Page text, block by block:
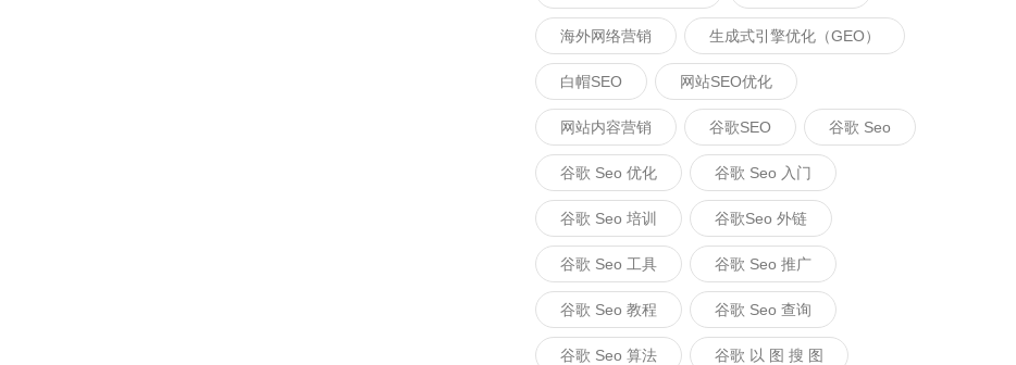
海外网络营销 生成式引擎优化（GEO）
白帽SEO 网站SEO优化
网站内容营销 谷歌SEO 谷歌 Seo
谷歌 Seo 优化 谷歌 Seo 入门
谷歌 Seo 培训 谷歌seo 外链
谷歌 Seo 工具 谷歌 Seo 推广
谷歌 Seo 教程 谷歌 Seo 查询
谷歌 Seo 算法 谷歌 以 图 搜 图